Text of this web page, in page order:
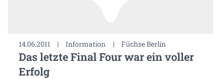
14.06.2011 | Information | Füchse Berlin
Das letzte Final Four war ein voller
Erfolg